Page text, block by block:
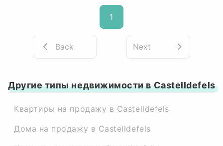
1
Back Next
Другие типы недвижимости в Castelldefels
Квартиры на продажу в Castelldefels
Дома на продажу в Castelldefels